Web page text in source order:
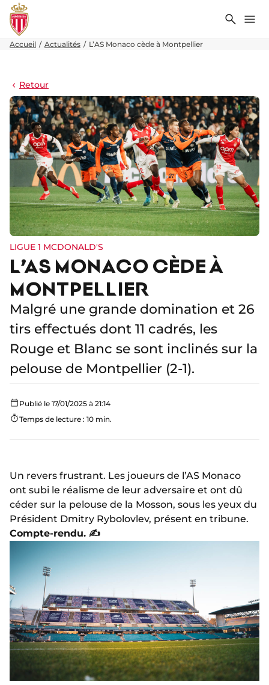
Accueil Actualités L’AS Monaco cède à Montpellier
Retour
LIGUE 1 MCDONALD'S
L’AS MONACO CÈDE À
MONTPELLIER
Malgré une grande domination et 26
tirs effectués dont 11 cadrés, les
Rouge et Blanc se sont inclinés sur la
pelouse de Montpellier (2-1).
Publié le 17/01/2025 à 21:14
Temps de lecture : 10 min.
Un revers frustrant. Les joueurs de l’AS Monaco
ont subi le réalisme de leur adversaire et ont dû
céder sur la pelouse de la Mosson, sous les yeux du
Président Dmitry Rybolovlev, présent en tribune.
Compte-rendu. ✍️